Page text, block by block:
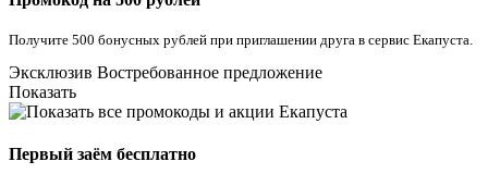
Получите 500 бонусных рублей при приглашении друга в сервис Екапуста.
Эксклюзив Востребованное предложение
Показать
Первый заём бесплатно